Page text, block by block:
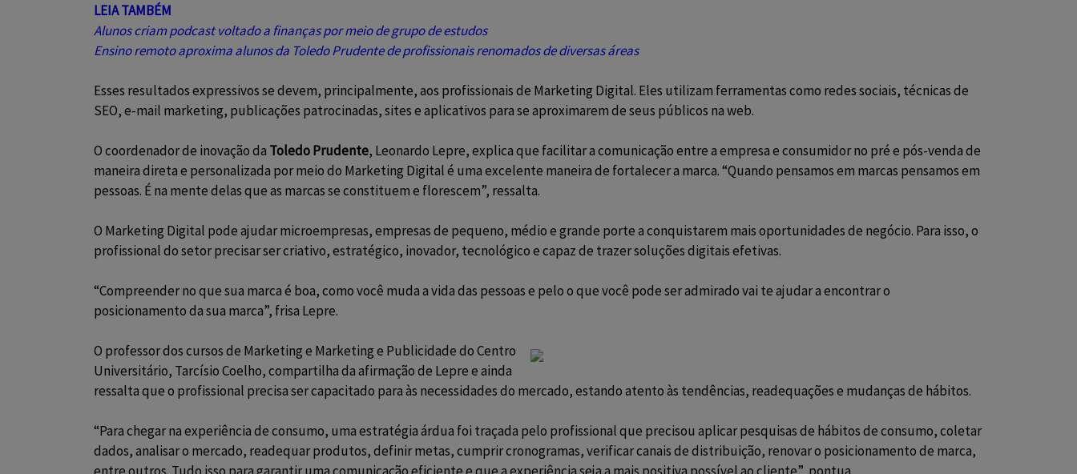
LEIA TAMBÉM
Alunos criam podcast voltado a finanças por meio de grupo de estudos
Ensino remoto aproxima alunos da Toledo Prudente de profissionais renomados de diversas áreas
Esses resultados expressivos se devem, principalmente, aos profissionais de Marketing Digital. Eles utilizam ferramentas como redes sociais, técnicas de
SEO, e-mail marketing, publicações patrocinadas, sites e aplicativos para se aproximarem de seus públicos na web.
O coordenador de inovação da Toledo Prudente, Leonardo Lepre, explica que facilitar a comunicação entre a empresa e consumidor no pré e pós-venda de
maneira direta e personalizada por meio do Marketing Digitalé uma excelente maneira de fortalecer a marca. “Quando pensamos em marcas pensamos em
pessoas. É na mente delas que as marcas se constituem e florescem”, ressalta.
O Marketing Digital pode ajudar microempresas, empresas de pequeno, médio e grande portea conquistarem mais oportunidades de negócio. Para isso, o
profissional do setor precisar sercriativo, estratégico, inovador, tecnológico e capaz de trazer soluções digitais efetivas.
“Compreender no que sua marca é boa, como você muda a vida das pessoas e pelo o que você pode ser admirado vai te ajudar a encontrar o
posicionamento da sua marca”, frisa Lepre.
O professor dos cursos de Marketing e Marketing e Publicidade do Centro
Universitário, Tarcísio Coelho, compartilha da afirmação de Lepre e ainda
ressalta que o profissional precisa ser capacitado para às necessidades do mercado, estando atento às tendências, readequações e mudanças de hábitos.
“Para chegar na experiência de consumo, uma estratégia árdua foi traçada pelo profissional que precisou aplicar pesquisas de hábitos de consumo, coletar
dados, analisar o mercado, readequar produtos, definir metas, cumprir cronogramas, verificar canais de distribuição, renovar o posicionamento de marca,